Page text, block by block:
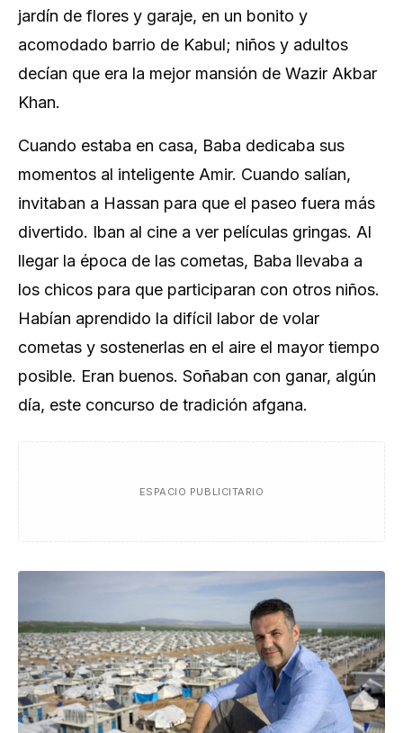
jardín de flores y garaje, en un bonito y
acomodado barrio de Kabul; niños y adultos
decían que era la mejor mansión de Wazir Akbar
Khan.
Cuando estaba en casa, Baba dedicaba sus
momentos al inteligente Amir. Cuando salían,
invitaban a Hassan para que el paseo fuera más
divertido. Iban al cine a ver películas gringas. Al
llegar la época de las cometas, Baba llevaba a
los chicos para que participaran con otros niños.
Habían aprendido la difícil labor de volar
cometas y sostenerlas en el aire el mayor tiempo
posible. Eran buenos. Soñaban con ganar, algún
día, este concurso de tradición afgana.
ESPACIO PUBLICITARIO